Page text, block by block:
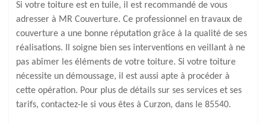
Si votre toiture est en tuile, il est recommandé de vous
adresser à MR Couverture. Ce professionnel en travaux de
couverture a une bonne réputation grâce à la qualité de ses
réalisations. Il soigne bien ses interventions en veillant à ne
pas abîmer les éléments de votre toiture. Si votre toiture
nécessite un démoussage, il est aussi apte à procéder à
cette opération. Pour plus de détails sur ses services et ses
tarifs, contactez-le si vous êtes à Curzon, dans le 85540.